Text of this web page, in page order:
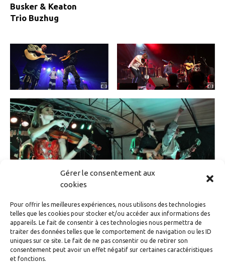
Gérer le consentement aux
cookies
Pour offrir les meilleures expériences, nous utilisons des technologies
telles que les cookies pour stocker et/ou accéder aux informations des
appareils. Le fait de consentir à ces technologies nous permettra de
traiter des données telles que le comportement de navigation ou les ID
uniques sur ce site. Le fait de ne pas consentir ou de retirer son
consentement peut avoir un effet négatif sur certaines caractéristiques
et fonctions.
Busker & Keaton
Trio Buzhug
Édition précédente Édition suivante